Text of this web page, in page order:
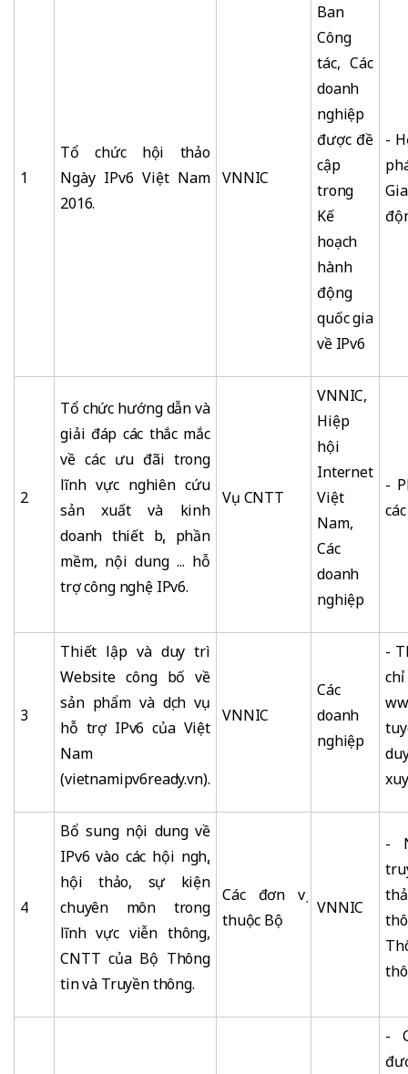
1
Tổ chức hội thảo
Ngày IPv6 Việt Nam
2016.
VNNIC
Ban
Công
tác, Các
doanh
nghiệp
được đề
cập
trong
Kế
hoạch
hành
động
quốc gia
về IPv6
-
2
Tổ chức hướng dẫn và
giải đáp các thắc mắc
về các ưu đãi trong
lĩnh vực nghiên cứu
sản xuất và kinh
doanh thiết bị, phần
mềm, nội dung ... hỗ
trợ công nghệ IPv6.
Vụ CNTT
VNNIC,
Hiệp
hội
Internet
Việt
Nam,
Các
doanh
nghiệp
-
3
Thiết lập và duy trì
Website công bố về
sản phẩm và dịch vụ
hỗ trợ IPv6 của Việt
Nam
(vietnamipv6ready.vn).
VNNIC
Các
doanh
nghiệp
-
chỉ
4
Bổ sung nội dung về
IPv6 vào các hội nghị,
hội thảo, sự kiện
chuyên môn trong
lĩnh vực viễn thông,
CNTT của Bộ Thông
tin và Truyền thông.
Các đơn vị
thuộc Bộ
VNNIC
-
-